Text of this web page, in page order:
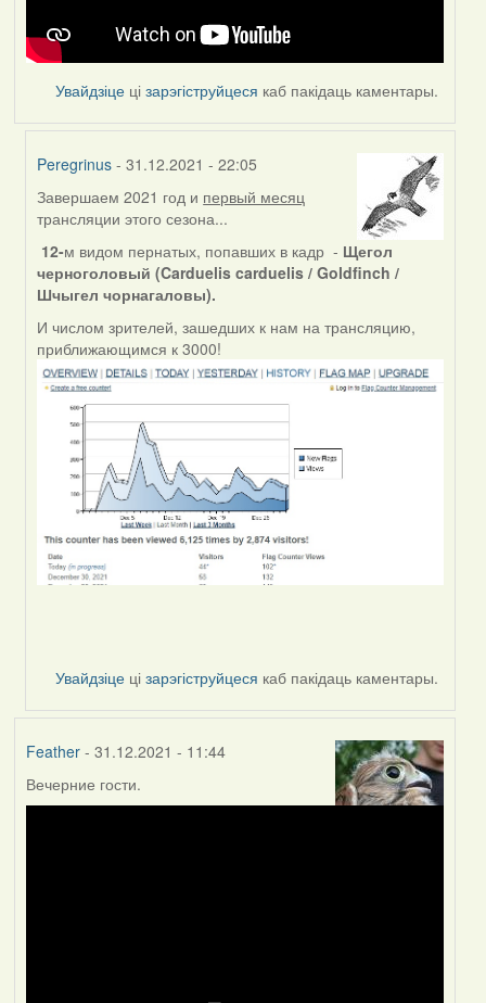
Увайдзіце цізарэгіструйцеся каб пакідаць каментары.
Peregrinus - 31.12.2021 - 22:05
In
reply
to
by
Feather
Завершаем 2021 год и первый месяц
трансляции этого сезона...
12-м видом пернатых, попавших в кадр - Щегол
черноголовый (Carduelis carduelis / Goldfinch /
Шчыгел чорнагаловы).
И числом зрителей, зашедших к нам на трансляцию,
приближающимся к 3000!
Увайдзіце цізарэгіструйцеся каб пакідаць каментары.
Feather- 31.12.2021 - 11:44
Вечерние гости.